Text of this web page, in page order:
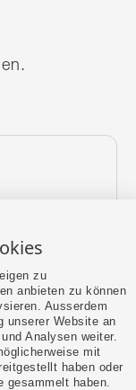
zu
anbieten zu können
Ausserdem
unserer Website an
Analysen weiter.
mit
haben oder
haben.